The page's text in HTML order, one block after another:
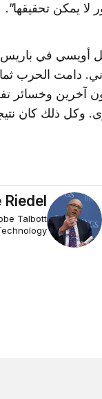
لا يمكن تحقيقها”.
دامت الحرب
آخرين وخسائر
وكل ذلك كان نتيجة
Riedel
Talbott